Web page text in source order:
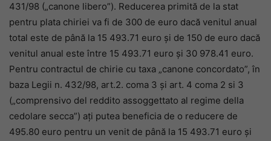
431/98 („canone libero”). Reducerea primită de la stat
pentru plata chiriei va fi de 300 de euro dacă venitul anual
total este de până la 15 493.71 euro și de 150 de euro dacă
venitul anual este între 15 493.71 euro și 30 978.41 euro.
Pentru contractul de chirie cu taxa „canone concordato”, în
baza Legii n. 432/98, art.2. coma 3 și art. 4 coma 2 si 3
(„comprensivo del reddito assoggettato al regime della
cedolare secca”) ați putea beneficia de o reducere de
495.80 euro pentru un venit de până la 15 493.71 euro și